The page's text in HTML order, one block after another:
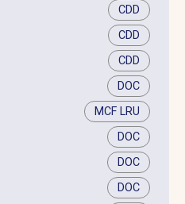
CDD
CDD
CDD
DOC
MCF LRU
DOC
DOC
DOC